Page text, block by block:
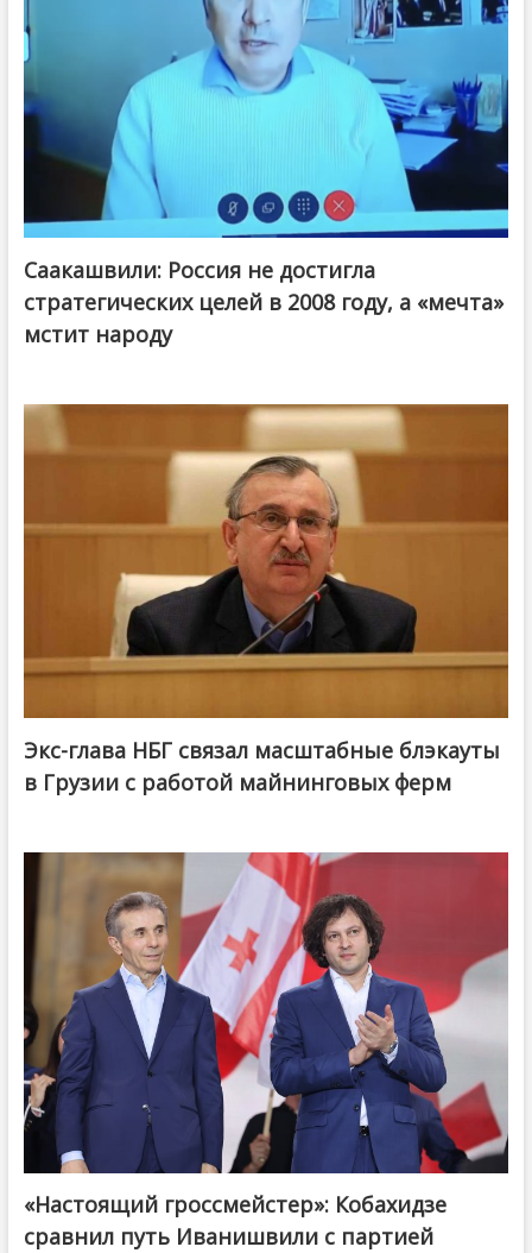
Саакашвили: Россия не достигла
стратегических целей в 2008 году, а «мечта»
мстит народу
Экс-глава НБГ связал масштабные блэкауты
в Грузии с работой майнинговых ферм
@ქართული ოცნება / Georgian Dream
«Настоящий гроссмейстер»: Кобахидзе
сравнил путь Иванишвили с партией